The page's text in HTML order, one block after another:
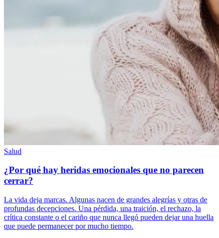
Salud
¿Por qué hay heridas emocionales que no parecen
cerrar?
La vida deja marcas. Algunas nacen de grandes alegrías y otras de
profundas decepciones. Una pérdida, una traición, el rechazo, la
crítica constante o el cariño que nunca llegó pueden dejar una huella
que puede permanecer por mucho tiempo.